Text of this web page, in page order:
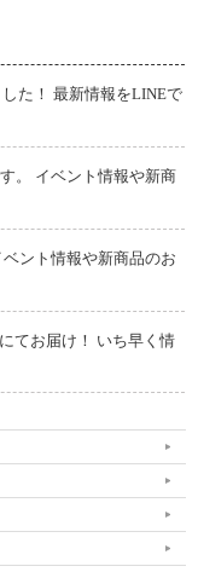
た！ 最新情報をLINEで
。 イベント情報や新商
ント情報や新商品のお
てお届け！ いち早く情